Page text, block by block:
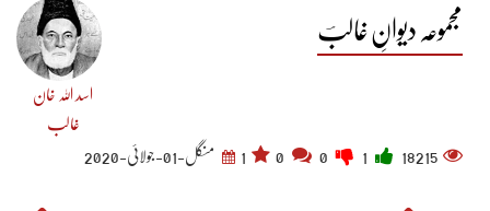
مجموعہ دیوانِ غالبؔ
اسد اللہ خان
غالب
18215
1 منگل-01-جولائی-2020